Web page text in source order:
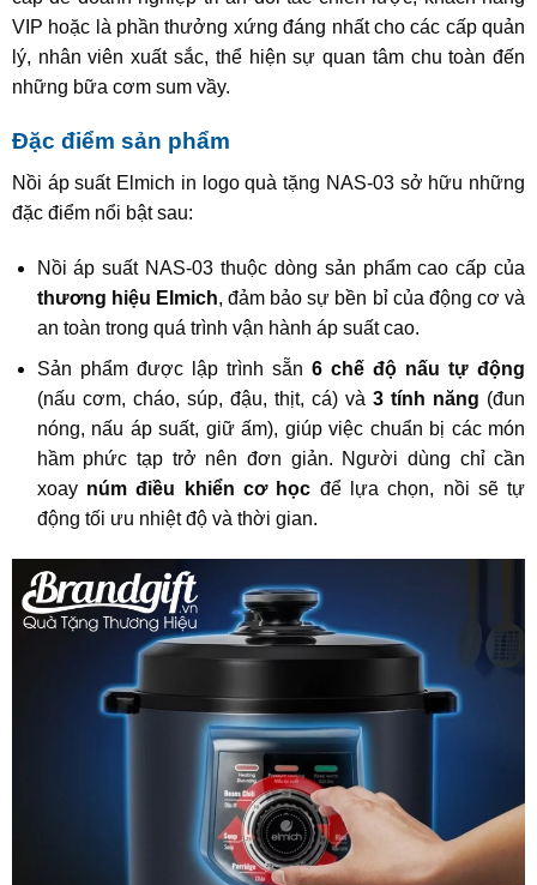
VIP hoặc là phần thưởng xứng đáng nhất cho các cấp quản
lý, nhân viên xuất sắc, thể hiện sự quan tâm chu toàn đến
những bữa cơm sum vầy.
Đặc điểm sản phẩm
Nồi áp suất Elmich in logo quà tặng NAS-03 sở hữu những
đặc điểm nổi bật sau:
Nồi áp suất NAS-03 thuộc dòng sản phẩm cao cấp của
thương hiệu Elmich, đảm bảo sự bền bỉ của động cơ và
an toàn trong quá trình vận hành áp suất cao.
Sản phẩm được lập trình sẵn 6 chế độ nấu tự động
(nấu cơm, cháo, súp, đậu, thịt, cá) và3 tính năng (đun
nóng, nấu áp suất, giữ ấm), giúp việc chuẩn bị các món
hầm phức tạp trở nên đơn giản. Người dùng chỉ cần
xoay núm điều khiển cơ học để lựa chọn, nồi sẽ tự
động tối ưu nhiệt độ và thời gian.